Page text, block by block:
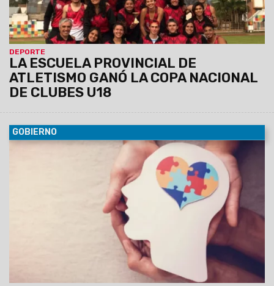
DEPORTE
LA ESCUELA PROVINCIAL DE
ATLETISMO GANÓ LA COPA NACIONAL
DE CLUBES U18
GOBIERNO
Se pretende mejorar el acceso a los servicios
de salud y la calidad del sistema de salud, resignificando el
abordaje de la problemática, favoreciendo los derechos de
todas las personas con padecimiento mental.